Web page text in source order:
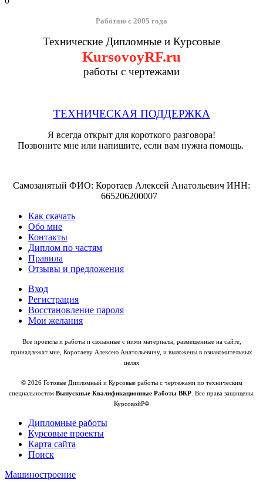
Работаю с 2005 года
Технические Дипломные и Курсовые
KursovoyRF.ru
работы с чертежами
ТЕХНИЧЕСКАЯ ПОДДЕРЖКА
Я всегда открыт для короткого разговора!
Позвоните мне или напишите, если вам нужна помощь.
Самозанятый ФИО: Коротаев Алексей Анатольевич ИНН:
665206200007
Как скачать
Обо мне
Контакты
Диплом по частям
Правила
Отзывы и предложения
Вход
Регистрация
Восстановление пароля
Мои желания
Все проекты и работы и связанные с ними материалы, размещенные на сайте,
принадлежат мне, Коротаеву Алексею Анатольевичу, и выложены в ознакомительных
целях
© 2026 Готовые Дипломный и Курсовые работы с чертежами по техническим
специальностям Выпускные Квалификационные Работы ВКР. Все права защищены.
КурсовойРФ
Дипломные работы
Курсовые проекты
Карта сайта
Поиск
Машиностроение